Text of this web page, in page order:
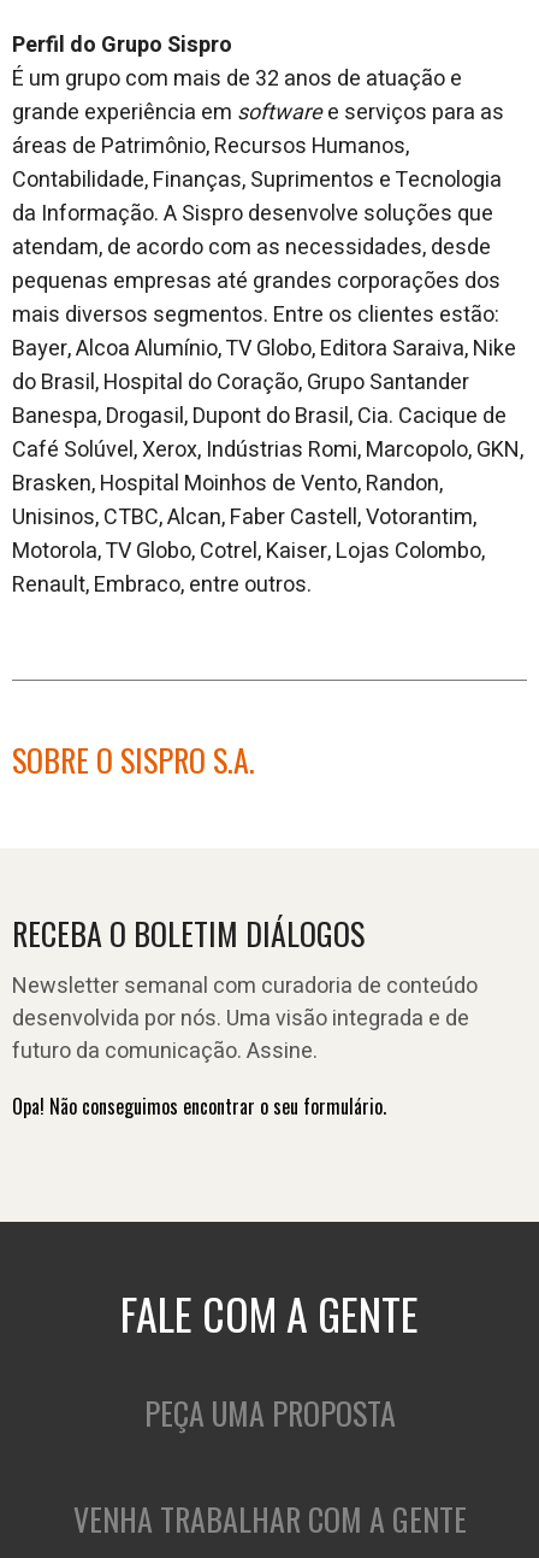
Perfil do Grupo Sispro
É um grupo com mais de 32 anos de atuação e
grande experiência em softwaree serviços para as
áreas de Patrimônio, Recursos Humanos,
Contabilidade, Finanças, Suprimentos e Tecnologia
da Informação. A Sispro desenvolve soluções que
atendam, de acordo com as necessidades, desde
pequenas empresas até grandes corporações dos
mais diversos segmentos. Entre os clientes estão:
Bayer, Alcoa Alumínio, TV Globo, Editora Saraiva, Nike
do Brasil, Hospital do Coração, Grupo Santander
Banespa, Drogasil, Dupont do Brasil, Cia. Cacique de
Café Solúvel, Xerox, Indústrias Romi, Marcopolo, GKN,
Brasken, Hospital Moinhos de Vento, Randon,
Unisinos, CTBC, Alcan, Faber Castell, Votorantim,
Motorola, TV Globo, Cotrel, Kaiser, Lojas Colombo,
Renault, Embraco, entre outros.
SOBRE O SISPRO S.A.
RECEBA O BOLETIM DIÁLOGOS
Newsletter semanal com curadoria de conteúdo
desenvolvida por nós. Uma visão integrada e de
futuro da comunicação. Assine.
Opa! Não conseguimos encontrar o seu formulário.
FALE COM A GENTE
PEÇA UMA PROPOSTA
VENHA TRABALHAR COM A GENTE